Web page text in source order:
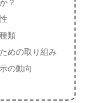
？
類
めの取り組み
の動向